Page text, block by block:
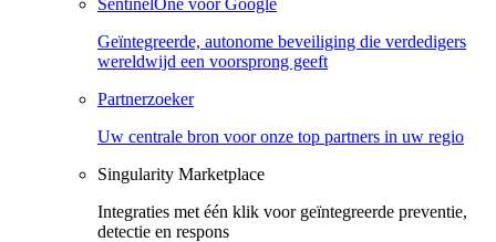
SentinelOne voor Google
Geïntegreerde, autonome beveiliging die verdedigers
wereldwijd een voorsprong geeft
Partnerzoeker
Uw centrale bron voor onze top partners in uw regio
Singularity Marketplace
Integraties met één klik voor geïntegreerde preventie,
detectie en respons